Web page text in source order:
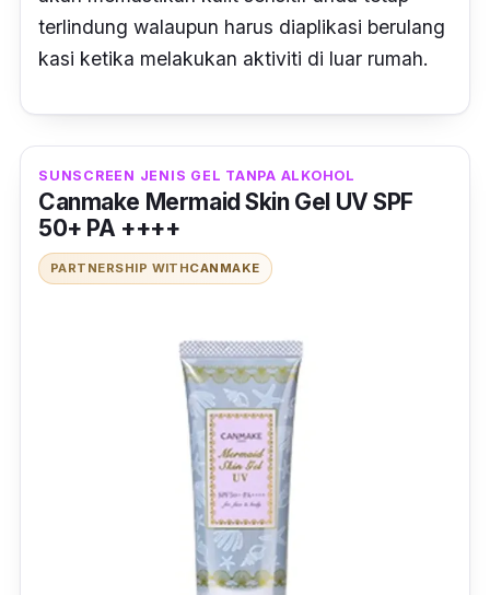
terlindung walaupun harus diaplikasi berulang
kasi ketika melakukan aktiviti di luar rumah.
SUNSCREEN JENIS GEL TANPA ALKOHOL
Canmake Mermaid Skin Gel UV SPF
50+ PA ++++
PARTNERSHIP WITHCANMAKE